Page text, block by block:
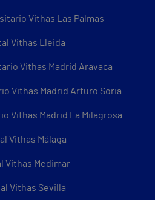
Vithas Las Palmas
Vithas Lleida
Vithas Madrid Aravaca
Vithas Madrid Arturo Soria
Vithas Madrid La Milagrosa
Vithas Málaga
Vithas Medimar
Vithas Sevilla